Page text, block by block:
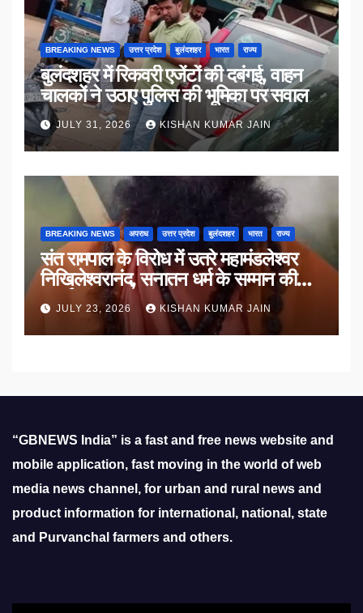
BREAKING NEWS उत्तर प्रदेश बुलंदशहर भारत राज्य
बुलंदशहर में रिकवरी एजेंटों की दबंगई, वाहन
चालकों ने उठाए पुलिस की भूमिका पर सवाल
JULY 31, 2026 KISHAN KUMAR JAIN
BREAKING NEWS अपराध उत्तर प्रदेश बुलंदशहर भारत राज्य
संत रामपाल के विरोध में उतरे महामंडलेश्वर
निखिलेश्वरानंद, सनातन धर्म के सम्मान की
उठाई मांग
JULY 23, 2026 KISHAN KUMAR JAIN
“GBNEWS India” is a fast and free news website and
mobile application, fast moving in the world of web
media news channel, for urban and rural news and
product information for international, national, state
and Purvanchal farmers and others.